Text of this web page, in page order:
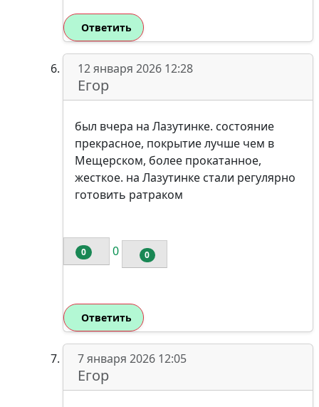
Ответить
12 января 2026 12:28
Егор
был вчера на Лазутинке. состояние
прекрасное, покрытие лучше чем в
Мещерском, более прокатанное,
жесткое. на Лазутинке стали регулярно
готовить ратраком
0 0 0
Ответить
7 января 2026 12:05
Егор